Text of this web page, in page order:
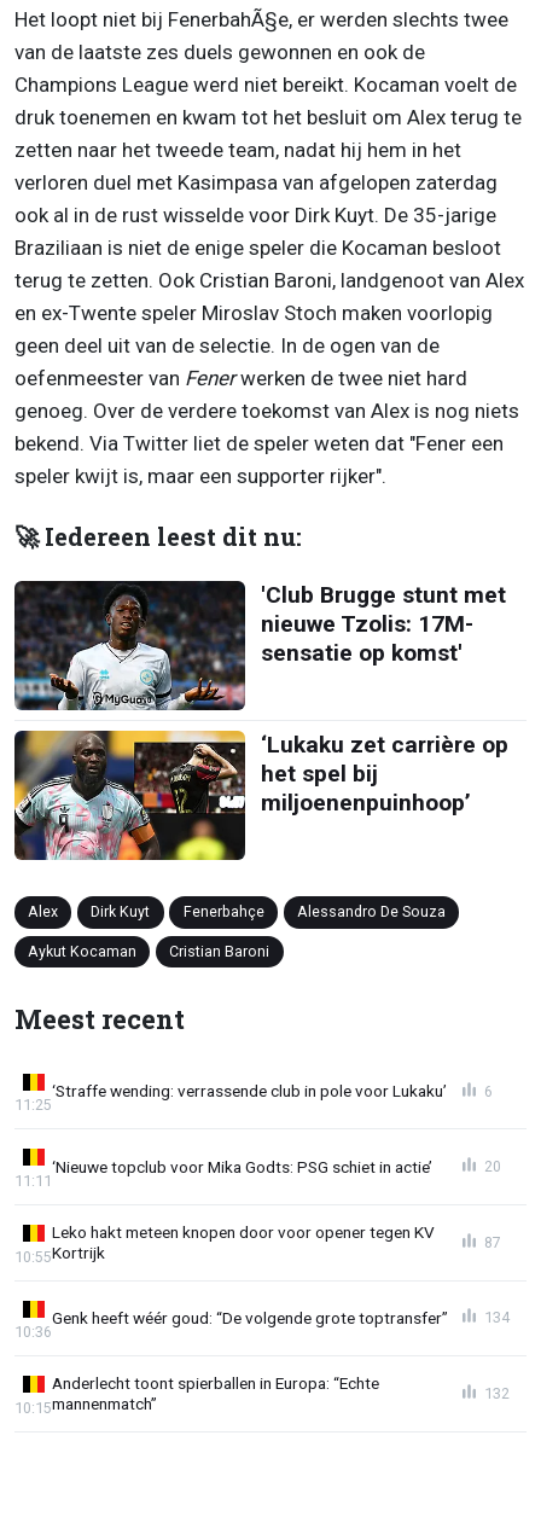
Het loopt niet bij FenerbahÃ§e, er werden slechts twee
van de laatste zes duels gewonnen en ook de
Champions League werd niet bereikt. Kocaman voelt de
druk toenemen en kwam tot het besluit om Alex terug te
zetten naar het tweede team, nadat hij hem in het
verloren duel met Kasimpasa van afgelopen zaterdag
ook al in de rust wisselde voor Dirk Kuyt. De 35-jarige
Braziliaan is niet de enige speler die Kocaman besloot
terug te zetten. Ook Cristian Baroni, landgenoot van Alex
en ex-Twente speler Miroslav Stoch maken voorlopig
geen deel uit van de selectie. In de ogen van de
oefenmeester van Fenerwerken de twee niet hard
genoeg. Over de verdere toekomst van Alex is nog niets
bekend. Via Twitter liet de speler weten dat "Fener een
speler kwijt is, maar een supporter rijker".
🚀 Iedereen leest dit nu:
'Club Brugge stunt met
nieuwe Tzolis: 17M-
sensatie op komst'
‘Lukaku zet carrière op
het spel bij
miljoenenpuinhoop’
Alex Dirk Kuyt Fenerbahçe Alessandro De Souza
Aykut Kocaman Cristian Baroni
Meest recent
‘Straffe wending: verrassende club in pole voor Lukaku’
11:25
6
‘Nieuwe topclub voor Mika Godts: PSG schiet in actie’
11:11
20
Leko hakt meteen knopen door voor opener tegen KV
Kortrijk
10:55
87
Genk heeft wéér goud: “De volgende grote toptransfer”
10:36
134
Anderlecht toont spierballen in Europa: “Echte
mannenmatch”
10:15
132